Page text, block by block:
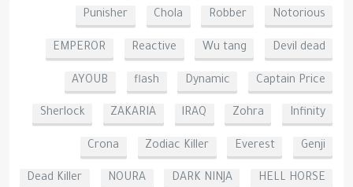
Notorious
Robber
Chola
Punisher
Devil dead
Wu tang
Reactive
EMPEROR
Captain Price
Dynamic
flash
AYOUB
Infinity
Zohra
lRAQ
ZAKARIA
Sherlock
Genji
Everest
Zodiac Killer
Crona
HELL HORSE
DARK NINJA
NOURA
Dead Killer